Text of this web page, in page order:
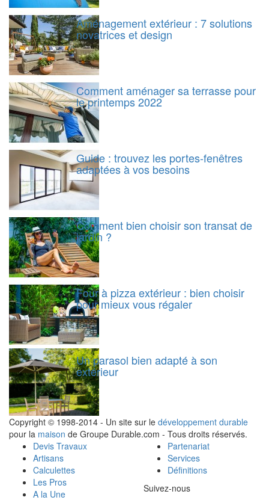
Aménagement extérieur : 7 solutions
novatrices et design
Comment aménager sa terrasse pour
le printemps 2022
Guide : trouvez les portes-fenêtres
adaptées à vos besoins
Comment bien choisir son transat de
jardin ?
Four à pizza extérieur : bien choisir
pour mieux vous régaler
Un parasol bien adapté à son
extérieur
Copyright © 1998-2014 - Un site sur le développement durable
pour la maison de Groupe Durable.com - Tous droits réservés.
Devis Travaux
Artisans
Calculettes
Les Pros
A la Une
Partenariat
Services
Définitions
Suivez-nous